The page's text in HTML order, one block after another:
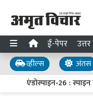
ई-पेपर
व्हील्स अंतस
एंडोस्पाइन-26 :